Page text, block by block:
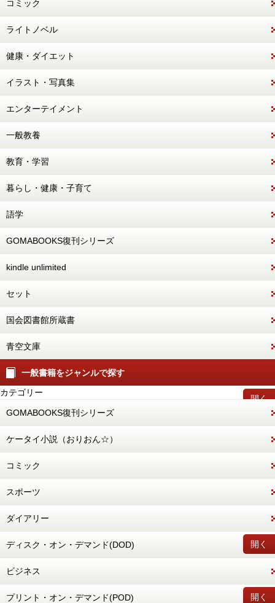
コミック
ライトノベル
健康・ダイエット
イラスト・写真集
エンターテイメント
一般教養
教育・学習
暮らし・健康・子育て
語学
GOMABOOKS復刊シリーズ
kindle unlimited
セット
国会図書館所蔵書
青空文庫
一般書籍をジャンルで探す
開く
カテゴリー
GOMABOOKS復刊シリーズ
ケータイ小説（おりおん☆）
コミック
スポーツ
ダイアリー
開く
ディスク・オン・デマンド(DOD)
ビジネス
開く
プリント・オン・デマンド(POD)